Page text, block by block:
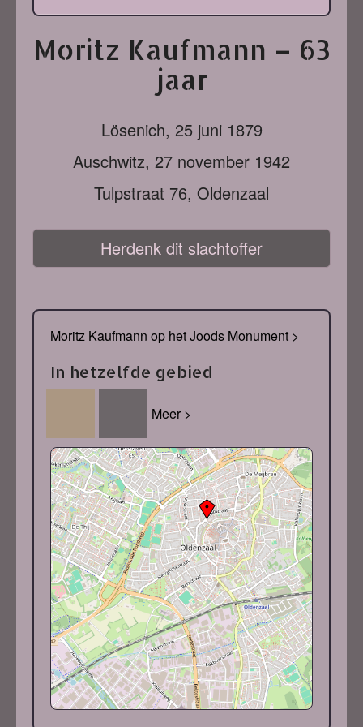
Moritz Kaufmann – 63
jaar
Lösenich, 25 juni 1879
Auschwitz, 27 november 1942
Tulpstraat 76, Oldenzaal
Herdenk dit slachtoffer
Moritz Kaufmann op het Joods Monument >
In hetzelfde gebied
Meer >